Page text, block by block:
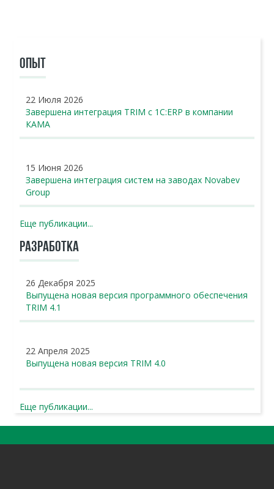
ОПЫТ
22 Июля 2026
Завершена интеграция TRIM с 1С:ERP в компании
КАМА
15 Июня 2026
Завершена интеграция систем на заводах Novabev
Group
Еще публикации...
РАЗРАБОТКА
26 Декабря 2025
Выпущена новая версия программного обеспечения
TRIM 4.1
22 Апреля 2025
Выпущена новая версия TRIM 4.0
Еще публикации...